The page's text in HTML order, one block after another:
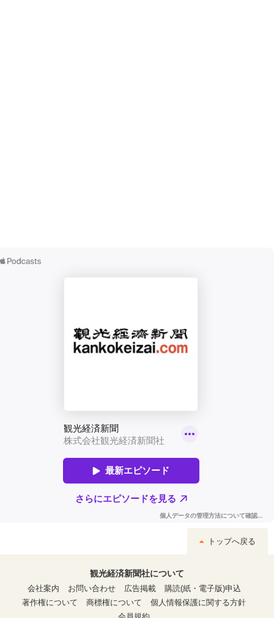
トップへ戻る
観光経済新聞社について
会社案内
お問い合わせ 広告掲載
購読(紙・電子版)申込
著作権について
商標権について
個人情報保護に関する方針